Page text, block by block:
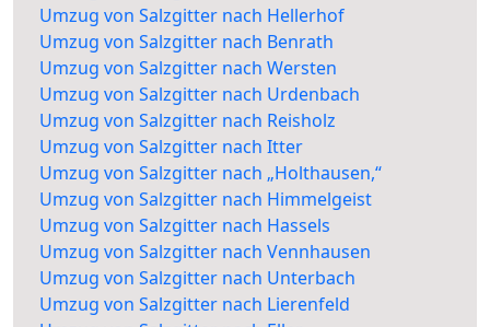
Umzug von Salzgitter nach Hellerhof
Umzug von Salzgitter nach Benrath
Umzug von Salzgitter nach Wersten
Umzug von Salzgitter nach Urdenbach
Umzug von Salzgitter nach Reisholz
Umzug von Salzgitter nach Itter
Umzug von Salzgitter nach „Holthausen,“
Umzug von Salzgitter nach Himmelgeist
Umzug von Salzgitter nach Hassels
Umzug von Salzgitter nach Vennhausen
Umzug von Salzgitter nach Unterbach
Umzug von Salzgitter nach Lierenfeld